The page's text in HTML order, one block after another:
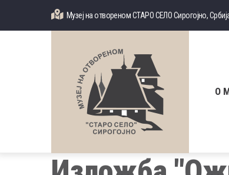
Музеј на отвореном СТАРО СЕЛО Сирогојно,
О